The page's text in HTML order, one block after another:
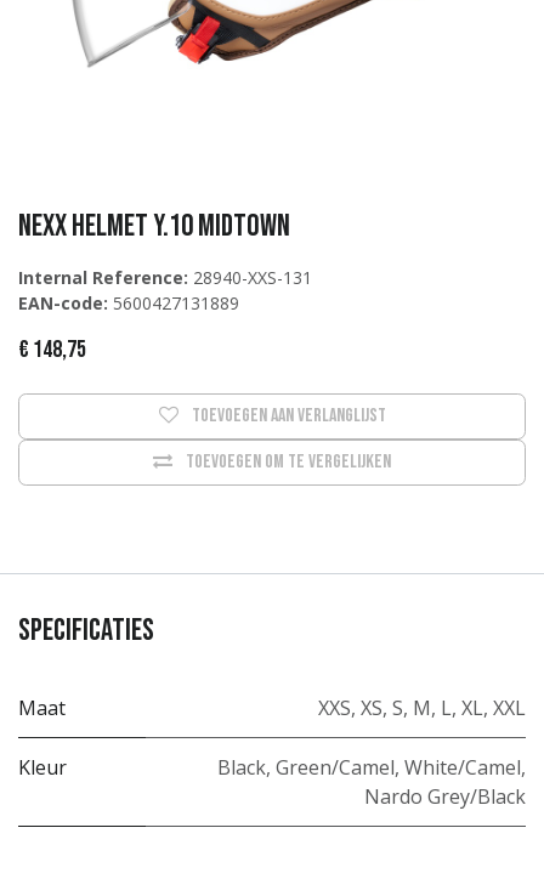
Nexx Helmet Y.10 MIDTOWN
Internal Reference: 28940-XXS-131
EAN-code: 5600427131889
€ 148,75
Toevoegen om te vergelijken
Toevoegen aan verlanglijst
Specificaties
Maat XXS, XS, S, M, L, XL, XXL
Kleur Black, Green/Camel, White/Camel,
Nardo Grey/Black